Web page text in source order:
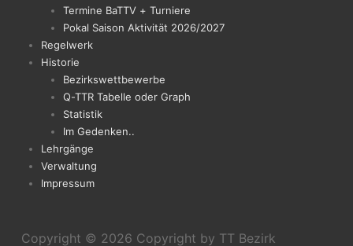
Termine BaTTV + Turniere
Pokal Saison Aktivität 2026/2027
Regelwerk
Historie
Bezirkswettbewerbe
Q-TTR Tabelle oder Graph
Statistik
Im Gedenken..
Lehrgänge
Verwaltung
Impressum
Copyright © 2026 Copyright by TT Bezirk